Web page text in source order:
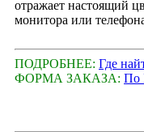
отражает настоящий
монитора или
ПОДРОБНЕЕ: Где
ФОРМА ЗАКАЗА: По